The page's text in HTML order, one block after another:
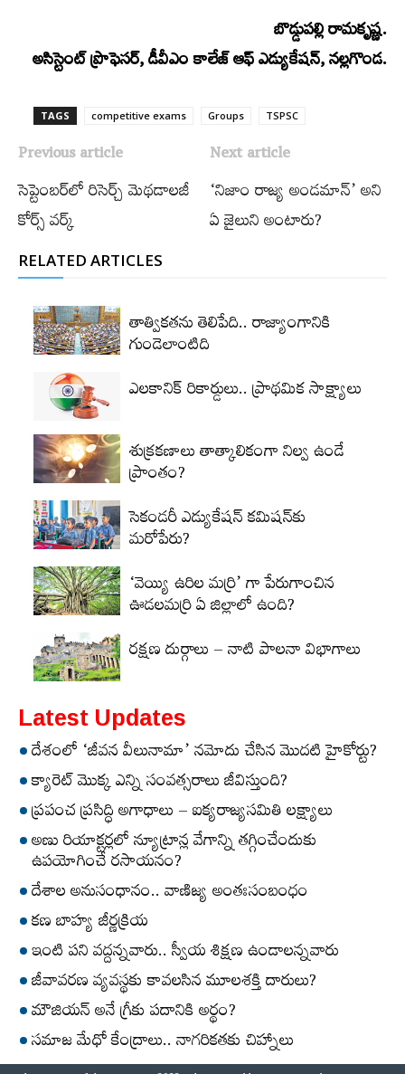
బొడ్డుపల్లి రామకృష్ణ.
అసిస్టెంట్‌ ప్రొఫెసర్‌, డీవీఎం కాలేజ్‌ ఆఫ్‌ ఎడ్యుకేషన్‌, నల్లగొండ.
TAGS competitive exams Groups‌ TSPSC
Previous article
సెప్టెంబర్‌లో రిసెర్చ్ మెథడాలజీ
కోర్స్​‍ వర్క్​‍
Next article
‘నిజాం రాజ్య అండమాన్‌’ అని
ఏ జైలుని అంటారు?
RELATED ARTICLES
తాత్వికతను తెలిపేది.. రాజ్యాంగానికి
గుండెలాంటిది
ఎలకానిక్‌ రికార్డులు.. ప్రాథమిక సాక్ష్యాలు
శుక్రకణాలు తాత్కాలికంగా నిల్వ ఉండే
ప్రాంతం?
సెకండరీ ఎడ్యుకేషన్‌ కమిషన్‌కు
మరోపేరు?
‘వెయ్యి ఉరిల మర్రి’ గా పేరుగాంచిన
ఊడలమర్రి ఏ జిల్లాలో ఉంది?
రక్షణ దుర్గాలు – నాటి పాలనా విభాగాలు
Latest Updates
దేశంలో ‘జీవన వీలునామా’ నమోదు చేసిన మొదటి హైకోర్టు?
క్యారెట్‌ మొక్క ఎన్ని సంవత్సరాలు జీవిస్తుంది?
ప్రపంచ ప్రసిద్ధి అగాధాలు – ఐక్యరాజ్యసమితి లక్ష్యాలు
అణు రియాక్టర్లలో న్యూట్రాన్ల వేగాన్ని తగ్గించేందుకు
ఉపయోగించే రసాయనం?
దేశాల అనుసంధానం.. వాణిజ్య అంతఃసంబంధం
కణ బాహ్య జీర్ణక్రియ
ఇంటి పని వద్దన్నవారు.. స్వీయ శిక్షణ ఉండాలన్నవారు
జీవావరణ వ్యవస్థకు కావలసిన మూలశక్తి దారులు?
మౌజియన్‌ అనే గ్రీకు పదానికి అర్థం?
సమాజ మేధో కేంద్రాలు.. నాగరికతకు చిహ్నాలు